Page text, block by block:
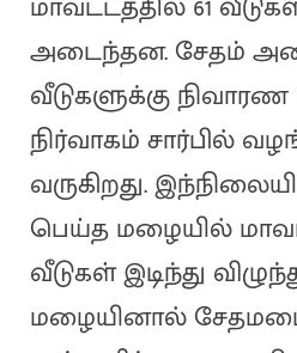
அடைந்தன. சேதம்
வீடுகளுக்கு
நிர்வாகம் சார்பில்
வருகிறது.
பெய்த மழையில்
வீடுகள் இடிந்து
மழையினால்